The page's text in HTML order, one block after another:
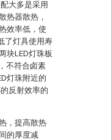
大多是采用
热器散热，
效率低，使
了灯具使用寿
块LED灯珠板
不符合卤素
灯珠附近的
反射效率的
，提高散热
的厚度减